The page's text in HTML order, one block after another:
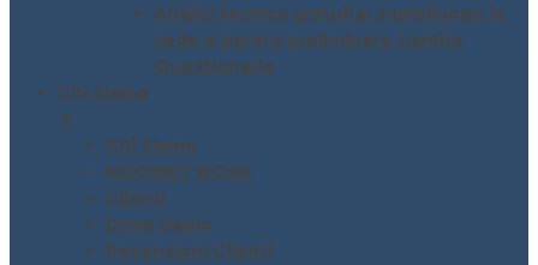
Analisi tecnica gratuita: sopralluogo in
sede e parere preliminare tramite
Questionario
Chi Siamo
▼
Chi Siamo
MODINETWORK
Clienti
Dove siamo
Recensioni Clienti